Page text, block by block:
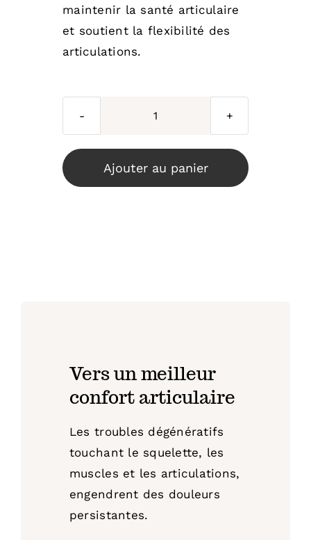
maintenir la santé articulaire
et soutient la flexibilité des
articulations.
Arti
Ajouter au panier
Vers un meilleur
confort articulaire
Les troubles dégénératifs
touchant le squelette, les
muscles et les articulations,
engendrent des douleurs
persistantes.